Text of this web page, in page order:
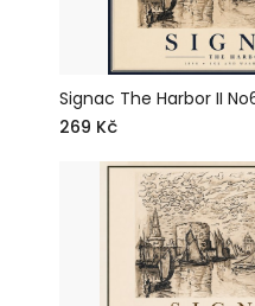
Signac The Harbor II
269 Kč